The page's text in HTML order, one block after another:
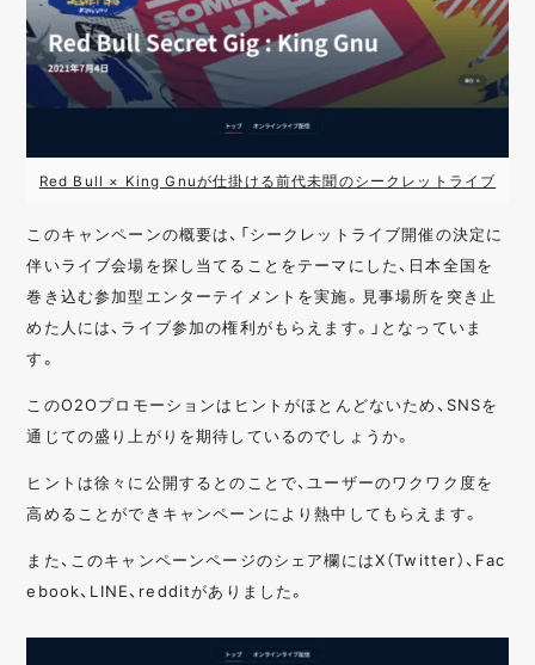
Red Bull × King Gnuが仕掛ける前代未聞のシークレットライブ
このキャンペーンの概要は、「シークレットライブ開催の決定に
伴いライブ会場を探し当てることをテーマにした、日本全国を
巻き込む参加型エンターテイメントを実施。見事場所を突き止
めた人には、ライブ参加の権利がもらえます。」となっていま
す。
このO2Oプロモーションはヒントがほとんどないため、SNSを
通じての盛り上がりを期待しているのでしょうか。
ヒントは徐々に公開するとのことで、ユーザーのワクワク度を
高めることができキャンペーンにより熱中してもらえます。
また、このキャンペーンページのシェア欄にはX（Twitter）、Fac
ebook、LINE、redditがありました。